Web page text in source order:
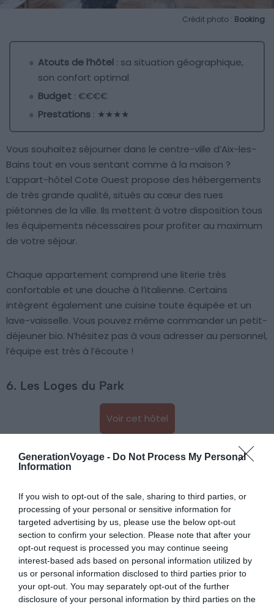
GenerationVoyage - Do Not Process My Personal
Information
If you wish to opt-out of the sale, sharing to third parties, or
processing of your personal or sensitive information for
targeted advertising by us, please use the below opt-out
section to confirm your selection. Please note that after your
opt-out request is processed you may continue seeing
interest-based ads based on personal information utilized by
us or personal information disclosed to third parties prior to
your opt-out. You may separately opt-out of the further
disclosure of your personal information by third parties on the
Crédit photo : Booking
Atouts de l’hôtel : sa situation géographique,
son confort optimal
Budget : €€€€
Prestations : ★★★★
Vous souhaitez séjourner dans le centre-ville d’Aix-les-
Bains tout en vous sentant comme à la maison ?
L’appart-hôtel Cote Ouest propose des hébergements
de très grande qualité, situés au cœur des rues
piétonnes de la ville. Ils mettent à votre disposition tous
les équipements nécessaires pour profiter au maximum
de votre séjour.
Chaque appartement comprend une literie très
confortable et une douche à l’italienne. Certains
intègrent également une cuisine toute équipée et un
lave-vaisselle. Vous pouvez même commander un petit-
déjeuner bio. N’hésitez pas à vous adresser au personnel,
l’équipe est très à l’écoute !
6. Les Loges du Park
Voir cet hôtel